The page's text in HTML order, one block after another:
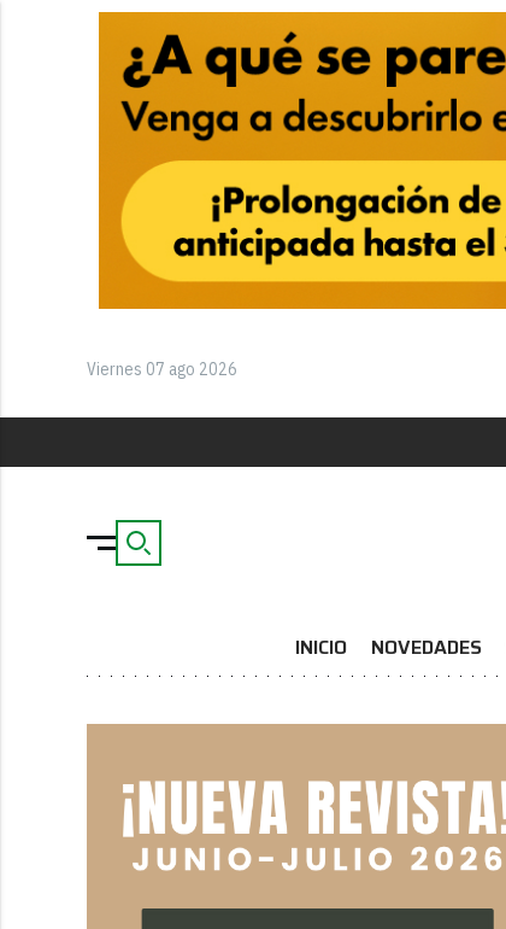
Viernes 07 ago 2026
INICIO NOVEDADES